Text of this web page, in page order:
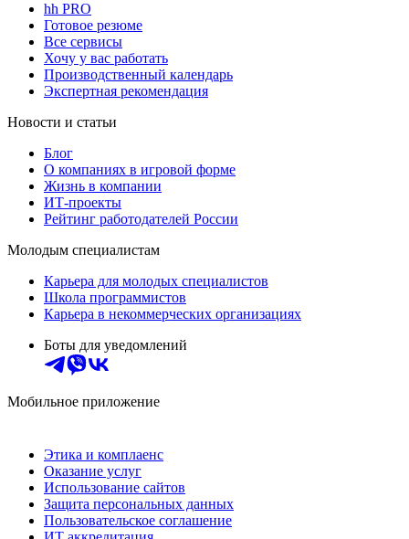
hh PRO
Готовое резюме
Все сервисы
Хочу у вас работать
Производственный календарь
Экспертная рекомендация
Новости и статьи
Блог
О компаниях в игровой форме
Жизнь в компании
ИТ-проекты
Рейтинг работодателей России
Молодым специалистам
Карьера для молодых специалистов
Школа программистов
Карьера в некоммерческих организациях
Боты для уведомлений
Мобильное приложение
Этика и комплаенс
Оказание услуг
Использование сайтов
Защита персональных данных
Пользовательское соглашение